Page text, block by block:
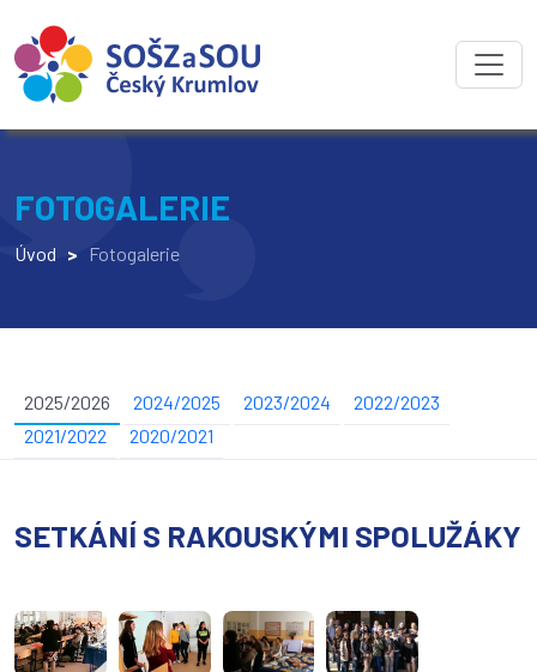
FOTOGALERIE
Úvod > Fotogalerie
2025/2026 2024/2025 2023/2024
2022/2023
2021/2022
2020/2021
SETKÁNÍ S RAKOUSKÝMI SPOLUŽÁKY